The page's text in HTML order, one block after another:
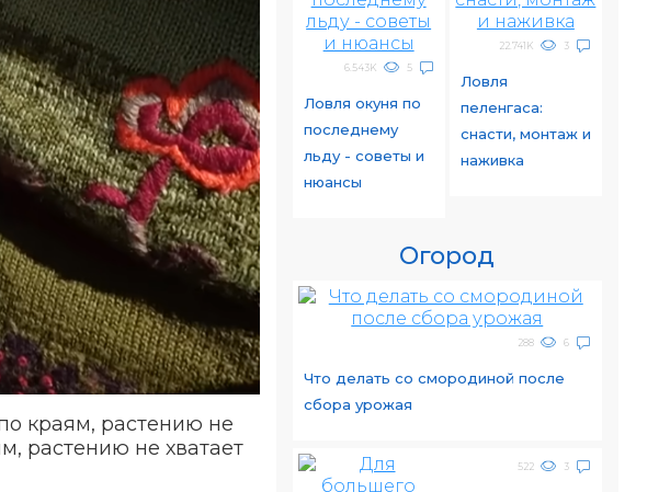
краям, растению не
растению не хватает
6.543K 5
Ловля окуня по
последнему
льду - советы и
нюансы
22.741K 3
Ловля
пеленгаса:
снасти, монтаж и
наживка
Огород
288 6
Что делать со смородиной после
сбора урожая
522 3